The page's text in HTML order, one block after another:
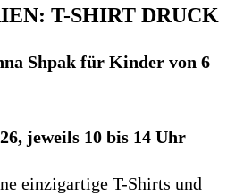
T-SHIRT DRUCK
Shpak für Kinder von 6
jeweils 10 bis 14 Uhr
einzigartige T-Shirts und